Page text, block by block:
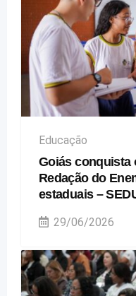
Educação
Goiás conquista
Redação do
estaduais –
29/06/2026